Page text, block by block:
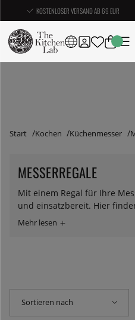
KOSTENLOSER VERSAND AB 69 EUR
Start Kochen Küchenmesser
MESSERREGALE
Mit einem Regal für Ihre
und einsatzbereit. Hier
verschiedenen Ausführungen.
Sortieren nach